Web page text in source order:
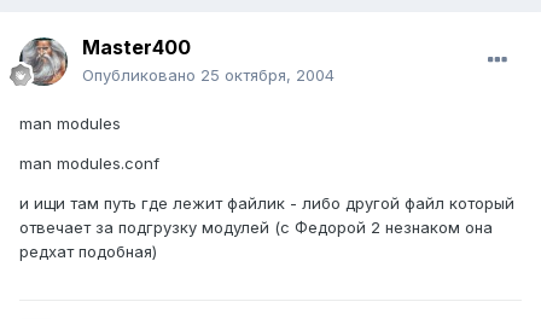
Master400
Опубликовано 25 октября, 2004
man modules
man modules.conf
и ищи там путь где лежит файлик - либо другой файл который
отвечает за подгрузку модулей (с Федорой 2 незнаком она
редхат подобная)